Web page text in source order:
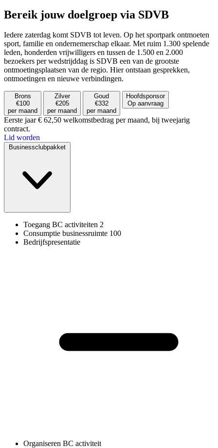
Bereik jouw doelgroep via SDVB
Iedere zaterdag komt SDVB tot leven. Op het sportpark ontmoeten
sport, familie en ondernemerschap elkaar. Met ruim 1.300 spelende
leden, honderden vrijwilligers en tussen de 1.500 en 2.000
bezoekers per wedstrijddag is SDVB een van de grootste
ontmoetingsplaatsen van de regio. Hier ontstaan gesprekken,
ontmoetingen en nieuwe verbindingen.
Brons
€100
per maand
Zilver
€205
per maand
Goud
€332
per maand
Hoofdsponsor
Op aanvraag
Eerste jaar € 62,50 welkomstbedrag per maand, bij tweejarig
contract.
Lid worden
Businessclubpakket
Toegang BC activiteiten 2
Consumptie businessruimte 100
Bedrijfspresentatie
Organiseren BC activiteit